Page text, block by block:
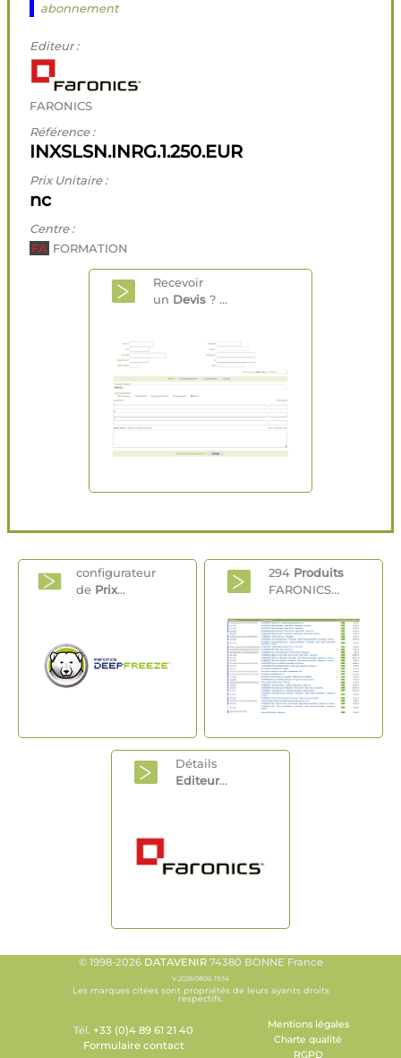
abonnement
Editeur :
FARONICS
Référence :
INXSLSN.INRG.1.250.EUR
Prix Unitaire :
nc
Centre :
FA FORMATION
Recevoir
un Devis ? ...
configurateur
de Prix...
294 Produits
FARONICS...
Détails
Editeur...
© 1998-2026 DATAVENIR74380 BONNE France
V.20260806.1934
Les marques citées sont propriétés de leurs ayants droits
respectifs.
Tél. +33 (0)4 89 61 21 40
Formulaire contact
Mentions légales
Charte qualité
RGPD